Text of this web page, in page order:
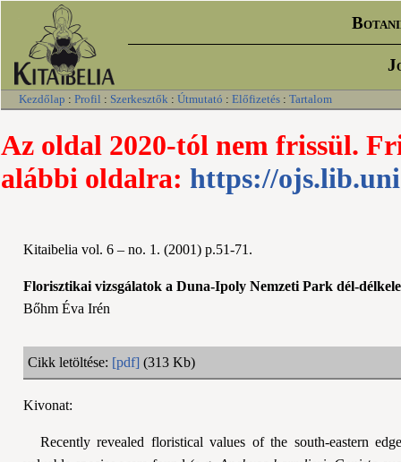
Kezdőlap : Profil : Szerkesztők : Útmutató : Előfizetés : Tartalom
Az oldal 2020-tól nem frissül.
alábbi oldalra: https://
Kitaibelia vol. 6 – no. 1. (2001) p.51-71.
Florisztikai vizsgálatok a Duna-Ipoly Nemzeti Park dél-
Bőhm Éva Irén
Cikk letöltése: [pdf] (313 Kb)
Kivonat:
Recently revealed floristical values of the south-eastern